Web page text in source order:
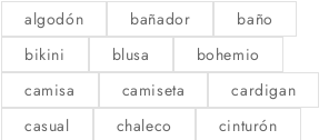
algodón bañador
baño
bikini
blusa
bohemio
camisa
camiseta
cardigan
casual
chaleco
cinturón